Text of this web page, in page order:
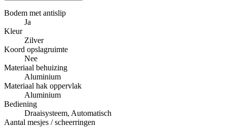
Bodem met antislip
Ja
Kleur
Zilver
Koord opslagruimte
Nee
Materiaal behuizing
Aluminium
Materiaal hak oppervlak
Aluminium
Bediening
Draaisysteem, Automatisch
Aantal mesjes / scheerringen